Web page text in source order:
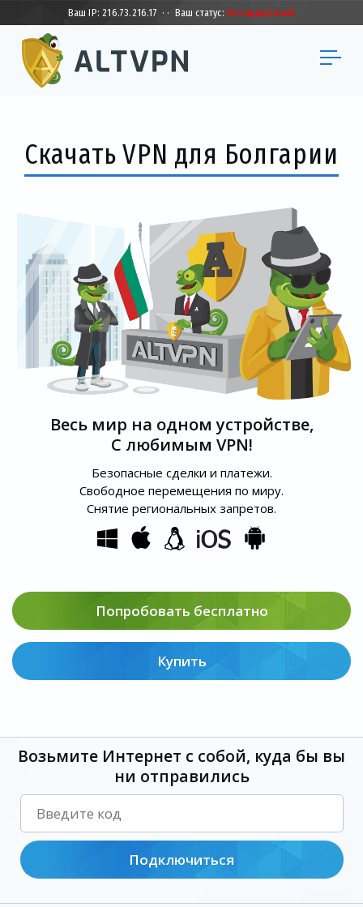
Ваш IP:216.73.216.17 · · Ваш статус: Незащищенный
Скачать VPN для Болгарии
Весь мир на одном устройстве,
С любимым VPN!
Безопасные сделки и платежи.
Свободное перемещения по миру.
Снятие региональных запретов.
Попробовать бесплатно
Купить
Возьмите Интернет с собой, куда бы вы
ни отправились
Подключиться